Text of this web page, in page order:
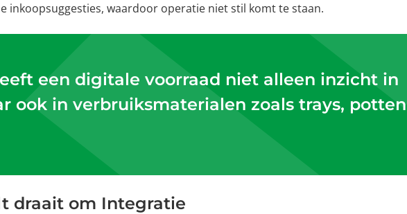
inkoopsuggesties, waardoor operatie niet stil komt te staan.
een digitale voorraad niet alleen inzicht in
ook in verbruiksmaterialen zoals trays, potten
draait om Integratie